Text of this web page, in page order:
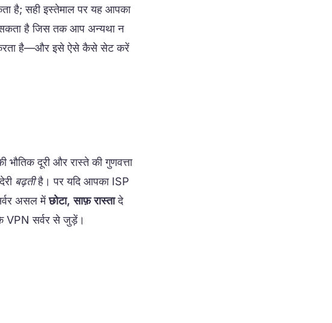
है; सही इस्तेमाल पर यह आपका
है जिस तक आप अन्यथा न
करता है—और इसे ऐसे कैसे सेट करें
दूरी और रास्ते की गुणवत्ता
बढ़तीहै। पर यदि आपका ISP
असल मेंछोटा, साफ़ रास्तादे
VPN सर्वर से जुड़ें।